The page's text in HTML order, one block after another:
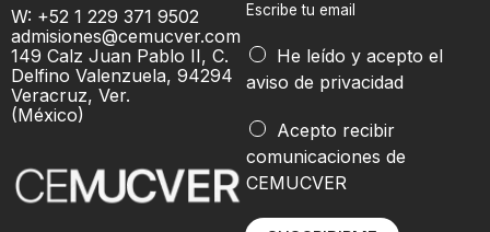
W: +52 1 229 371 9502
admisiones@cemucver.com
149 Calz Juan Pablo II, C.
Delfino Valenzuela, 94294
Veracruz, Ver.
(México)
c
i
b
e
u
e
m
Escribe tu email
He leído y acepto el
aviso de privacidad
e
a
l
Acepto recibir
comunicaciones de
CEMUCVER